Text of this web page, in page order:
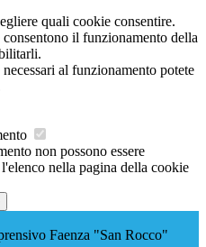
quali cookie consentire.
il funzionamento della
al funzionamento potete
non possono essere
nella pagina della cookie
Faenza "San Rocco"